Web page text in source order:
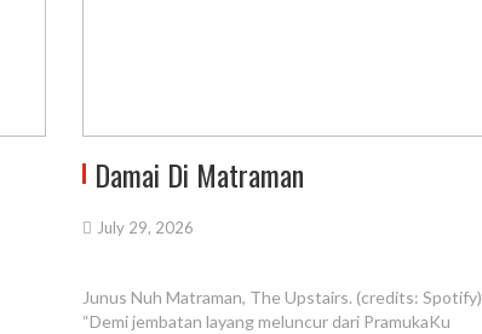
Damai Di Matraman
July 29, 2026
Junus Nuh Matraman, The Upstairs. (credits: Spotify)
“Demi jembatan layang meluncur dari PramukaKu